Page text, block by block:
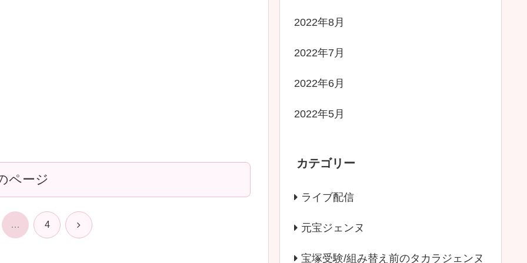
ページ
… 4 次
2022年8月
2022年7月
2022年6月
2022年5月
カテゴリー
ライブ配信
元宝ジェンヌ
宝塚受験/組み替え前のタカラジェンヌ